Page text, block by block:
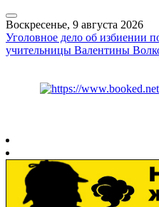
Воскресенье, 9 августа 2026
Уголовное дело об избиении
учительницы Валентины